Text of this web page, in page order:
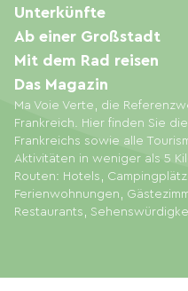
Ma Voie Verte, die
Frankreich. Hier finden Sie
Frankreichs sowie alle
Aktivitäten in weniger als 5
Routen: Hotels,
Ferienwohnungen,
Restaurants,
Unterkünfte
Ab einer Großstadt
Mit dem Rad reisen
Das Magazin